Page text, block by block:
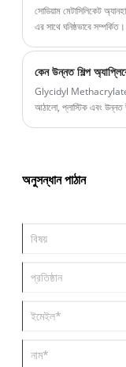
সোডিয়াম মেটাসিলিকেট
এর সাথে ঘনিষ্ঠভাবে সম্পর্কিত।
কেন উন্নত শিল্প
Glycidyl Methacrylate
আঠালো, প্লাস্টিক এবং উন্নত
তা অন্বেষণ করে—এর
ব্যবহারিক
অনুসন্ধান পাঠান